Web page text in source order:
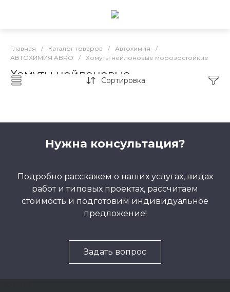
Главная / Каталог товаров / Автохимия
/
АВТОХИМИЯ ABRO
/ Хомуты нейлоновые морозостойкие
Хомуты нейлоновые
морозостойкие
Сортировка
Нужна консультация?
Подробно расскажем о наших услугах, видах
работ и типовых проектах, рассчитаем
стоимость и подготовим индивидуальное
предложение!
Задать вопрос